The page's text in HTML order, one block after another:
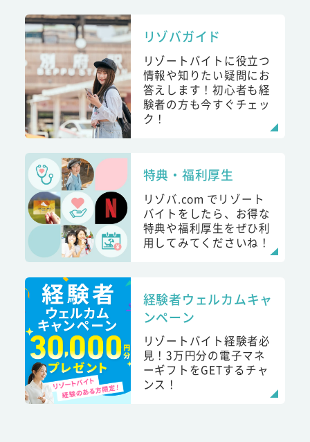
リゾバガイド
リゾートバイトに役立つ
情報や知りたい疑問にお
答えします！初心者も経
験者の方も今すぐチェッ
ク！
特典・福利厚生
リゾバ.com でリゾート
バイトをしたら、お得な
特典や福利厚生をぜひ利
用してみてくださいね！
経験者ウェルカムキャ
ンペーン
リゾートバイト経験者必
見！3万円分の電子マネ
ーギフトをGETするチャ
ンス！